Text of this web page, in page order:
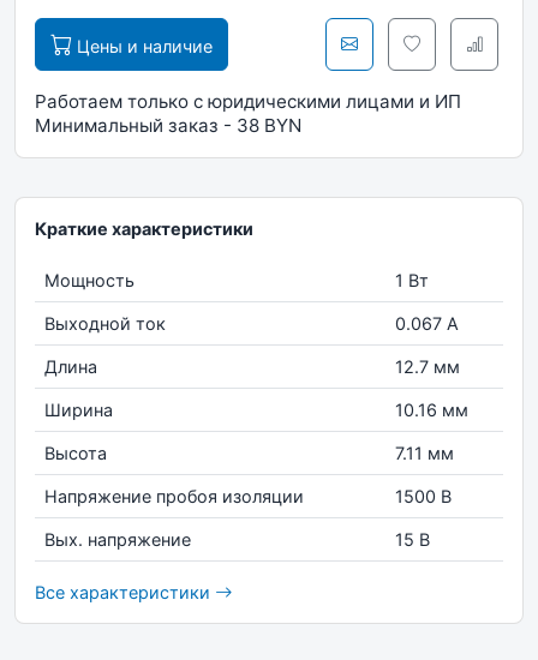
Цены и наличие
Работаем только с юридическими лицами и ИП
Минимальный заказ - 38 BYN
Краткие характеристики
Мощность 1 Вт
Выходной ток 0.067 А
Длина 12.7 мм
Ширина 10.16 мм
Высота 7.11 мм
Напряжение пробоя изоляции 1500 В
Вых. напряжение 15 В
Все характеристики